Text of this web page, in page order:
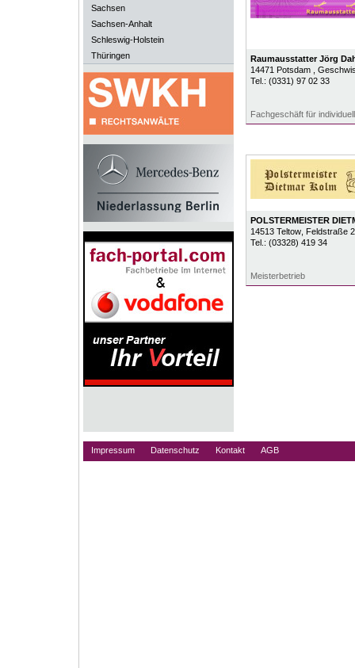
Sachsen
Sachsen-Anhalt
Schleswig-Holstein
Thüringen
Raumausstatter Jörg
14471 Potsdam
,
Tel.: (0331) 97 02 33
Fachgeschäft für
POLSTERMEISTER
14513 Teltow, Feldstraße
Tel.: (03328) 419 34
Meisterbetrieb
Impressum Datenschutz Kontakt AGB